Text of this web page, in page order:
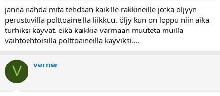
jännä nähdä mitä tehdään kaikille rakkineille jotka öljyyn
perustuvilla polttoaineilla liikkuu. öljy kun on loppu niin aika
turhiksi käyvät. eikä kaikkia varmaan muuteta muilla
vaihtoehtoisilla polttoaineilla käyviksi....
V verner